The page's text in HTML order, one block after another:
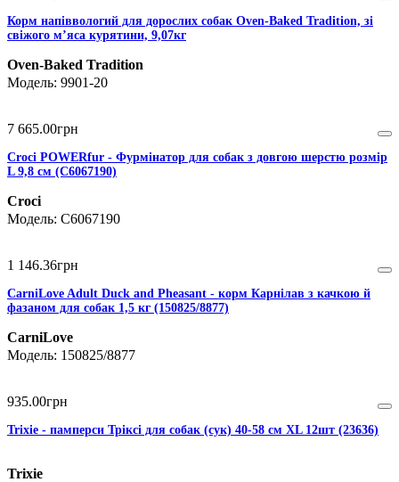
Корм напіввологий для дорослих собак Oven-Baked Tradition, зі
свіжого м’яса курятини, 9,07кг
Oven-Baked Tradition
9901-20
7 665.00грн
Croci POWERfur - Фурмінатор для собак з довгою шерстю розмір
L 9,8 см (C6067190)
Croci
C6067190
1 146.36грн
CarniLove Adult Duck and Pheasant - корм Карнілав з качкою й
фазаном для собак 1,5 кг (150825/8877)
CarniLove
150825/8877
935.00грн
Trixie - памперси Тріксі для собак (сук) 40-58 см XL 12шт (23636)
Trixie